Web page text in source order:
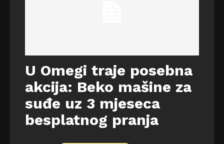
U Omegi traje posebna
akcija: Beko mašine za
suđe uz 3 mjeseca
besplatnog pranja